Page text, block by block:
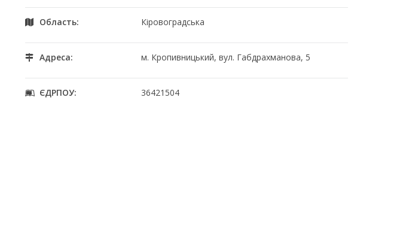
Область: Кіровоградська
Адреса: м. Кропивницький, вул. Габдрахманова, 5
ЄДРПОУ: 36421504